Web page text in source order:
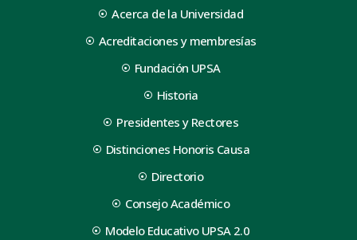
Acerca de la Universidad
Acreditaciones y membresías
Fundación UPSA
Historia
Presidentes y Rectores
Distinciones Honoris Causa
Directorio
Consejo Académico
Modelo Educativo UPSA 2.0